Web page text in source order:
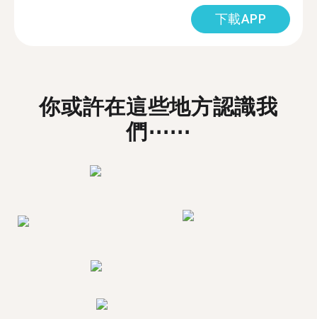
下載APP
你或許在這些地方認識我
們⋯⋯